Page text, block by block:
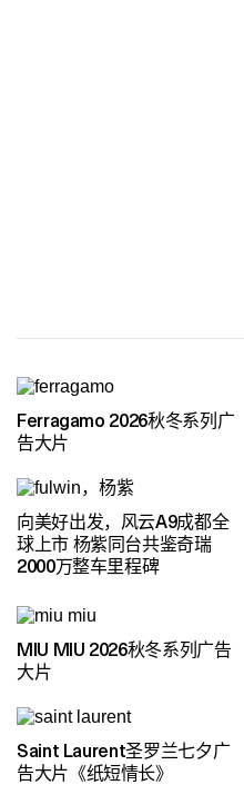
Ferragamo 2026秋冬系列广
告大片
向美好出发，风云A9成都全
球上市 杨紫同台共鉴奇瑞
2000万整车里程碑
MIU MIU 2026秋冬系列广告
大片
Saint Laurent圣罗兰七夕广
告大片《纸短情长》